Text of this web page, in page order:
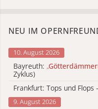
NEU IM
10. August 2026
Bayreuth: „
Zyklus)
Frankfurt: Tops und Flops
9. August 2026